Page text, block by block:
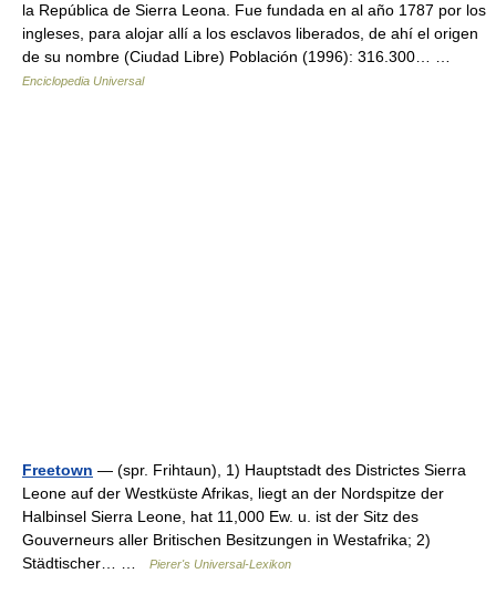
la República de Sierra Leona. Fue fundada en al año 1787 por los
ingleses, para alojar allí a los esclavos liberados, de ahí el origen
de su nombre (Ciudad Libre) Población (1996): 316.300… …
Enciclopedia Universal
Freetown — (spr. Frihtaun), 1) Hauptstadt des Districtes Sierra
Leone auf der Westküste Afrikas, liegt an der Nordspitze der
Halbinsel Sierra Leone, hat 11,000 Ew. u. ist der Sitz des
Gouverneurs aller Britischen Besitzungen in Westafrika; 2)
Städtischer… …
Pierer's Universal-Lexikon